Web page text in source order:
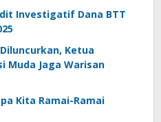
Investigatif Dana BTT
Ketua
Muda Jaga Warisan
Kita Ramai-Ramai